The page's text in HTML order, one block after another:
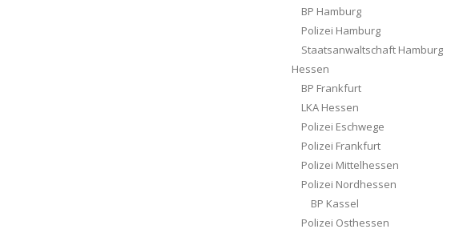
BP Hamburg
Polizei Hamburg
Staatsanwaltschaft Hamburg
Hessen
BP Frankfurt
LKA Hessen
Polizei Eschwege
Polizei Frankfurt
Polizei Mittelhessen
Polizei Nordhessen
BP Kassel
Polizei Osthessen